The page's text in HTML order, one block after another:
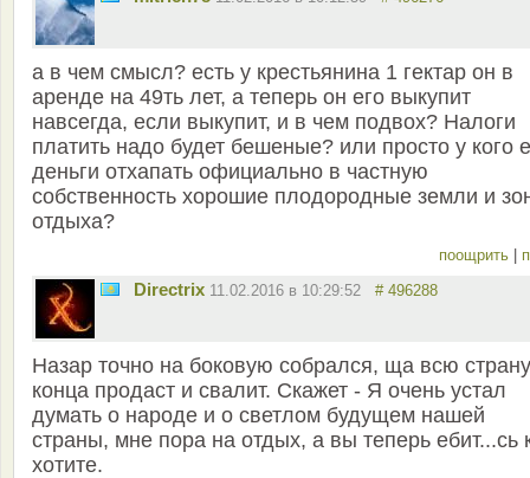
а в чем смысл? есть у крестьянина 1 гектар он в
аренде на 49ть лет, а теперь он его выкупит
навсегда, если выкупит, и в чем подвох? Налоги
платить надо будет бешеные? или просто у кого
деньги отхапать официально в частную
собственность хорошие плодородные земли и
отдыха?
поощрить |
Directrix 11.02.2016 в 10:29:52 # 496288
Назар точно на боковую собрался, ща всю
конца продаст и свалит. Скажет - Я очень устал
думать о народе и о светлом будущем нашей
страны, мне пора на отдых, а вы теперь ебит...сь
хотите.